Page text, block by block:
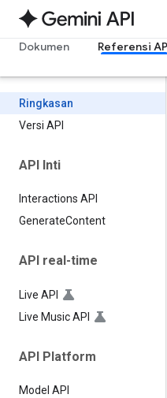
Dokumen Referensi
Ringkasan
Versi API
API Inti
Interactions API
GenerateContent
API real-time
Live API
Live Music API
API Platform
Model API